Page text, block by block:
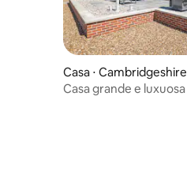
Casa ⋅ Cambridgeshire
Casa grande e